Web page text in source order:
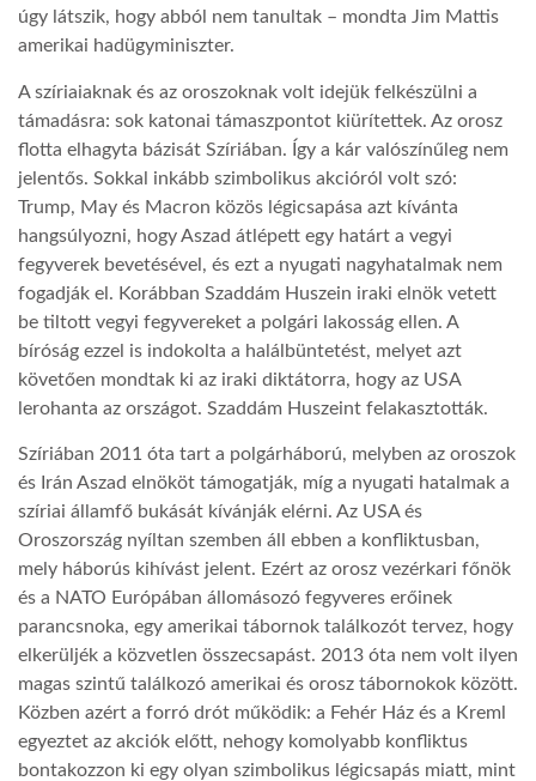
úgy látszik, hogy abból nem tanultak – mondta Jim Mattis
amerikai hadügyminiszter.
A szíriaiaknak és az oroszoknak volt idejük felkészülni a
támadásra: sok katonai támaszpontot kiürítettek. Az orosz
flotta elhagyta bázisát Szíriában. Így a kár valószínűleg nem
jelentős. Sokkal inkább szimbolikus akcióról volt szó:
Trump, May és Macron közös légicsapása azt kívánta
hangsúlyozni, hogy Aszad átlépett egy határt a vegyi
fegyverek bevetésével, és ezt a nyugati nagyhatalmak nem
fogadják el. Korábban Szaddám Huszein iraki elnök vetett
be tiltott vegyi fegyvereket a polgári lakosság ellen. A
bíróság ezzel is indokolta a halálbüntetést, melyet azt
követően mondtak ki az iraki diktátorra, hogy az USA
lerohanta az országot. Szaddám Huszeint felakasztották.
Szíriában 2011 óta tart a polgárháború, melyben az oroszok
és Irán Aszad elnököt támogatják, míg a nyugati hatalmak a
szíriai államfő bukását kívánják elérni. Az USA és
Oroszország nyíltan szemben áll ebben a konfliktusban,
mely háborús kihívást jelent. Ezért az orosz vezérkari főnök
és a NATO Európában állomásozó fegyveres erőinek
parancsnoka, egy amerikai tábornok találkozót tervez, hogy
elkerüljék a közvetlen összecsapást. 2013 óta nem volt ilyen
magas szintű találkozó amerikai és orosz tábornokok között.
Közben azért a forró drót működik: a Fehér Ház és a Kreml
egyeztet az akciók előtt, nehogy komolyabb konfliktus
bontakozzon ki egy olyan szimbolikus légicsapás miatt, mint